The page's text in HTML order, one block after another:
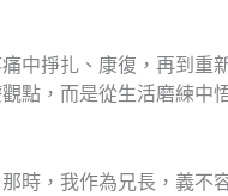
中掙扎、康復，再到重
點，而是從生活磨練中
時，我作為兄長，義不